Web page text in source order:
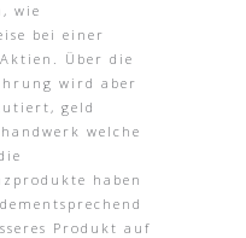
wie
bei einer
Über die
wird aber
geld
welche
haben
Produkt auf